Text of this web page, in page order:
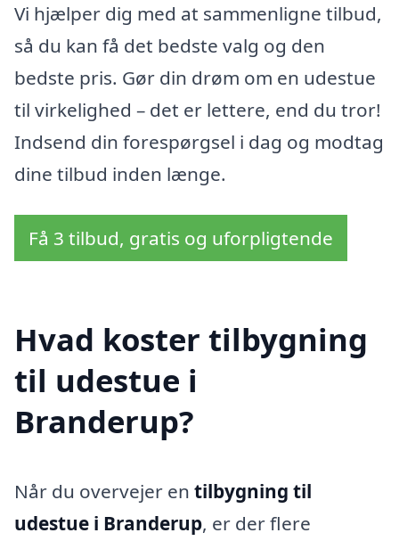
Vi hjælper dig med at sammenligne tilbud,
så du kan få det bedste valg og den
bedste pris. Gør din drøm om en udestue
til virkelighed – det er lettere, end du tror!
Indsend din forespørgsel i dag og modtag
dine tilbud inden længe.
Få 3 tilbud, gratis og uforpligtende
Hvad koster tilbygning
til udestue i
Branderup?
Når du overvejer en tilbygning til
udestue i Branderup, er der flere